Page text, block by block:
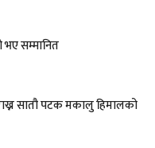
सम्मानित
सातौ पटक मकालु हिमालको